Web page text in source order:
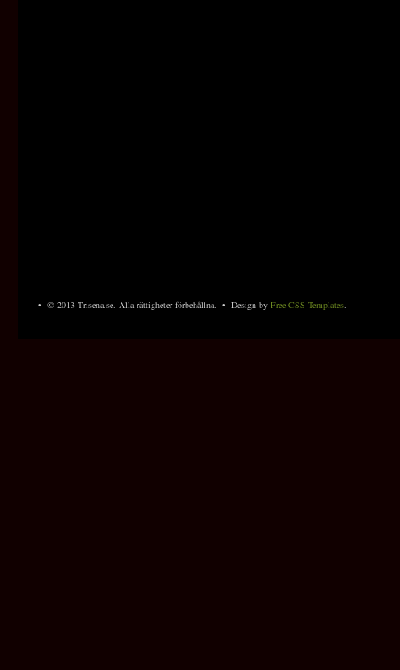
• © 2013 Trisena.se. Alla rättigheter förbehållna. • Design by Free CSS Templates.